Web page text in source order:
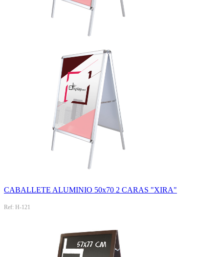
CABALLETE ALUMINIO 50x70 2 CARAS "XIRA"
Ref: H-121